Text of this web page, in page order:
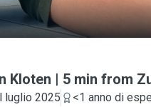
Kloten | 5 min from
luglio 2025
<1 anno di